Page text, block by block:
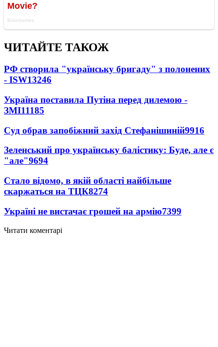
ЧИТАЙТЕ ТАКОЖ
РФ створила "українську бригаду" з полонених
- ISW13246
Україна поставила Путіна перед дилемою -
ЗМІ11185
Суд обрав запобіжний захід Стефанішиній9916
Зеленський про українську балістику: Буде, але є
"але"9694
Стало відомо, в якій області найбільше
скаржаться на ТЦК8274
Україні не вистачає грошей на армію7399
Читати коментарі